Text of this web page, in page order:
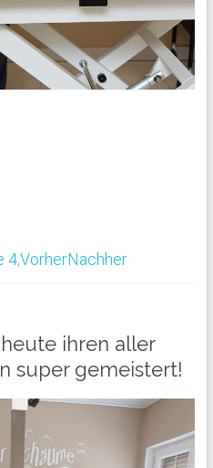
4,VorherNachher
ihren aller
super gemeistert!